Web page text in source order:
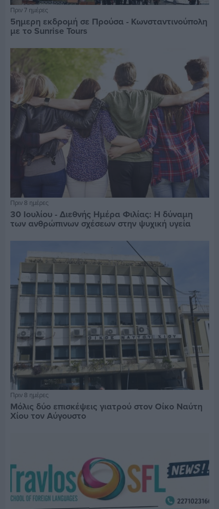
Πριν 7 ημέρες
5ημερη εκδρομή σε Προύσα - Κωνσταντινούπολη
με το Sunrise Tours
Πριν 8 ημέρες
30 Ιουλίου - Διεθνής Ημέρα Φιλίας: Η δύναμη
των ανθρώπινων σχέσεων στην ψυχική υγεία
Πριν 8 ημέρες
Μόλις δύο επισκέψεις γιατρού στον Οίκο Ναύτη
Χίου τον Αύγουστο